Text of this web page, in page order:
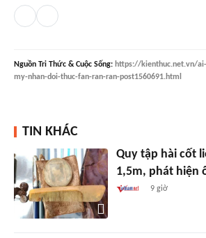
Nguồn Tri Thức & Cuộc Sống: https://kienthuc.net.vn/
my-nhan-doi-thuc-fan-ran-ran-post1560691.html
TIN KHÁC
Quy tập hài cốt
1,5m, phát hiện
9 giờ